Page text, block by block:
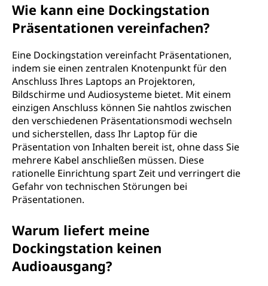
Wie kann eine Dockingstation
Präsentationen vereinfachen?
Eine Dockingstation vereinfacht Präsentationen,
indem sie einen zentralen Knotenpunkt für den
Anschluss Ihres Laptops an Projektoren,
Bildschirme und Audiosysteme bietet. Mit einem
einzigen Anschluss können Sie nahtlos zwischen
den verschiedenen Präsentationsmodi wechseln
und sicherstellen, dass Ihr Laptop für die
Präsentation von Inhalten bereit ist, ohne dass Sie
mehrere Kabel anschließen müssen. Diese
rationelle Einrichtung spart Zeit und verringert die
Gefahr von technischen Störungen bei
Präsentationen.
Warum liefert meine
Dockingstation keinen
Audioausgang?